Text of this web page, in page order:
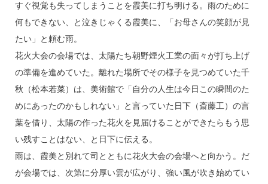
すぐ視覚も失ってしまうことを霞美に打ち明ける。雨のために
何もできない、と泣きじゃくる霞美に、「お母さんの笑顔が見
たい」と頼む雨。
花火大会の会場では、太陽たち朝野煙火工業の面々が打ち上げ
の準備を進めていた。離れた場所でその様子を見つめていた千
秋（松本若菜）は、美術館で「自分の人生は今日この瞬間のた
めにあったのかもしれない」と言っていた日下（斎藤工）の言
葉を借り、太陽の作った花火を見届けることができたらもう思
い残すことはない、と日下に伝える。
雨は、霞美と別れて司とともに花火大会の会場へと向かう。だ
が会場では、次第に分厚い雲が広がり、強い風が吹き始めてい